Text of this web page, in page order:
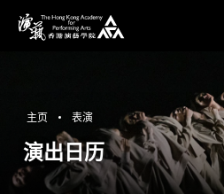
主页 表演
演出日历